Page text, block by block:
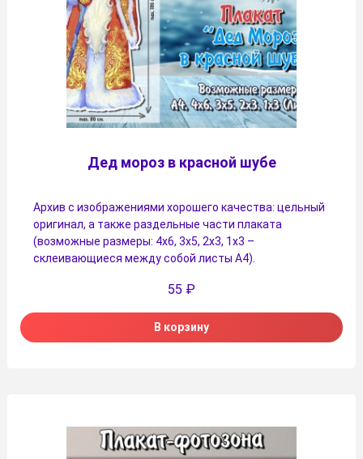
Дед мороз в красной шубе
Архив с изображениями хорошего качества: цельный
оригинал, а также раздельные части плаката
(возможные размеры: 4х6, 3х5, 2х3, 1х3 –
склеивающиеся между собой листы А4).
55 ₽
В корзину